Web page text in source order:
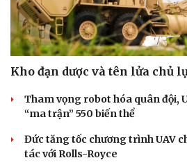
Cải chính
Kho đạn dược và tên lửa chủ
Tham vọng robot hóa quân đội,
“ma trận” 550 biến thể
Đức tăng tốc chương trình UAV
tác với Rolls-Royce